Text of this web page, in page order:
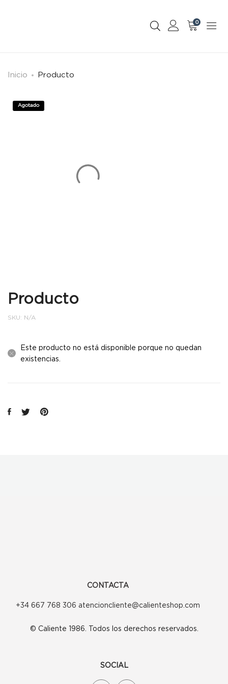
0
Inicio Producto
Agotado
Producto
SKU: N/A
Este producto no está disponible porque no quedan
existencias.
CONTACTA
+34 667 768 306 atencioncliente@calienteshop.com
© Caliente 1986. Todos los derechos reservados.
SOCIAL